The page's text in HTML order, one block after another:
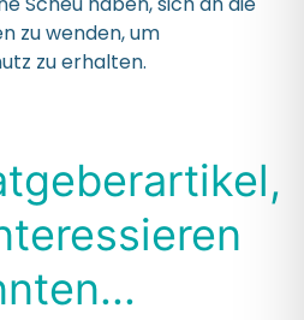
zu wenden, um
zu erhalten.